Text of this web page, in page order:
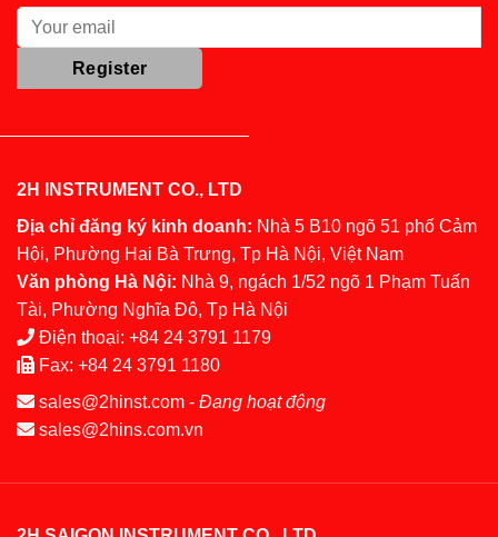
2H INSTRUMENT CO., LTD
Địa chỉ đăng ký kinh doanh: Nhà 5 B10 ngõ 51 phố Cảm
Hội, Phường Hai Bà Trưng, Tp Hà Nội, Việt Nam
Văn phòng Hà Nội: Nhà 9, ngách 1/52 ngõ 1 Phạm Tuấn
Tài, Phường Nghĩa Đô, Tp Hà Nội
Điện thoại: +84 24 3791 1179
Fax: +84 24 3791 1180
sales@2hinst.com - Đang hoạt động
sales@2hins.com.vn